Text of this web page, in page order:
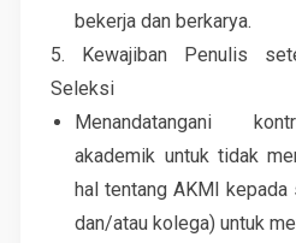
bekerja dan berkarya.
5. Kewajiban Penulis
Seleksi
Menandatangani
akademik untuk tidak
hal tentang AKMI kepada
dan/atau kolega) untuk